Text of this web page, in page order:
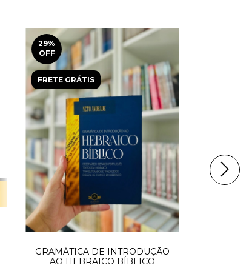
29%
OFF
FRETE GRÁTIS
GRAMÁTICA DE INTRODUÇÃO
AO HEBRAICO BÍBLICO